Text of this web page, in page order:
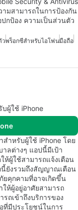
ามสามารถในการป้องกัน
กป้อง ความเป็นส่วนตัว
วพร็อกซีสำหรับไอโฟนมือถือ
ผู้ใช้ iPhone
ำหรับผู้ใช้ iPhone โดย
าลต่างๆ แอปนี้มีเป้า
ผู้ใช้สามารถแจ้งเตือน
นี้ยังรวมถึงสัญญาณเตือน
ยคุกคามที่อาจเกิดขึ้น
ให้ผู้อยู่อาศัยสามารถ
ถเข้าถึงบริการของ
ที่มีประโยชน์ในการ